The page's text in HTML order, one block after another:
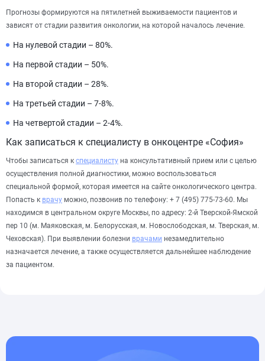
Прогнозы формируются на пятилетней выживаемости пациентов и
зависят от стадии развития онкологии, на которой началось лечение.
На нулевой стадии – 80%.
На первой стадии – 50%.
На второй стадии – 28%.
На третьей стадии – 7-8%.
На четвертой стадии – 2-4%.
Как записаться к специалисту в онкоцентре «София»
Чтобы записаться к специалисту на консультативный прием или с целью
осуществления полной диагностики, можно воспользоваться
специальной формой, которая имеется на сайте онкологического центра.
Попасть к врачу можно, позвонив по телефону: + 7 (495) 775-73-60. Мы
находимся в центральном округе Москвы, по адресу: 2-й Тверской-Ямской
пер 10 (м. Маяковская, м. Белорусская, м. Новослободская, м. Тверская, м.
Чеховская). При выявлении болезни врачами незамедлительно
назначается лечение, а также осуществляется дальнейшее наблюдение
за пациентом.